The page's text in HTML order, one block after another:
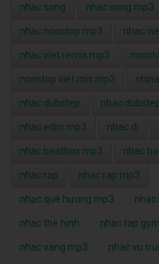
nhac song nhac song mp3
nhac nonstop mp3 nhac
nhac viet remix mp3
nonstop viet mix mp3
nhac dubstep nhac
nhac edm mp3 nhac dj
nhac beatbox mp3 nhac
nhac rap nhac rap mp3
nhạc quê hương mp3 nhạc
nhac the hinh nhac tap gym
nhac vang mp3 nhac vu